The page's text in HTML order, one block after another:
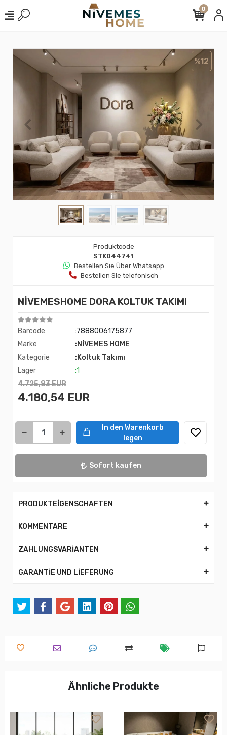
0
%12
Produktcode
STK044741
Bestellen Sıe Über Whatsapp
Bestellen Sie telefonisch
NİVEMESHOME DORA KOLTUK TAKIMI
Barcode
:7888006175877
Marke
:NİVEMES HOME
Kategorie
:Koltuk Takımı
Lager
:1
4.725,83 EUR
4.180,54 EUR
In den Warenkorb
legen
Sofort kaufen
PRODUKTEİGENSCHAFTEN
KOMMENTARE
ZAHLUNGSVARİANTEN
GARANTİE UND LİEFERUNG
Ähnliche Produkte